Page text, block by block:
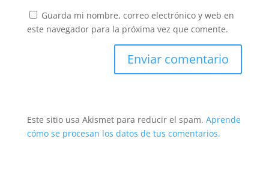
Guarda mi nombre, correo electrónico y web en
este navegador para la próxima vez que comente.
Este sitio usa Akismet para reducir el spam. Aprende
cómo se procesan los datos de tus comentarios.